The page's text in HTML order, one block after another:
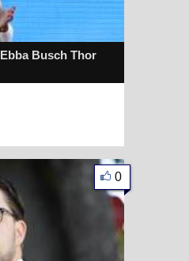
Busch Thor
0